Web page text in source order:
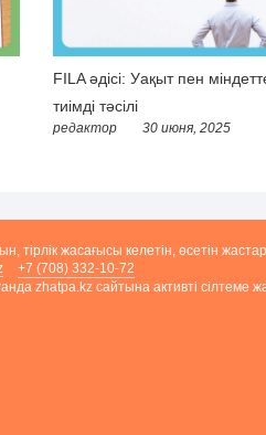
FILA әдісі: Уақыт пен
тиімді тәсілі
редактор 30 июня, 2025
тірлік жасағысы келетін, өсетін
+7 (708) 332-10-72
zhatpa.kz сайтына активті сілтеме